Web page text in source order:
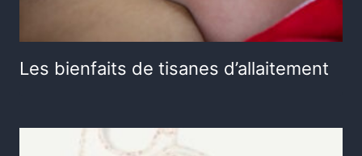
Les bienfaits de tisanes d’allaitement